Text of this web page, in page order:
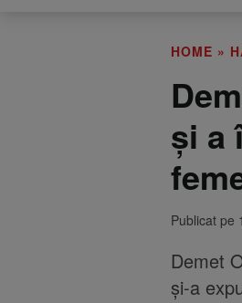
HOME »
și a
Publicat pe
Demet
și-a